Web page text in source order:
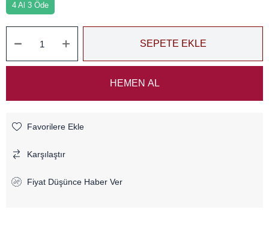
4 Al 3 Öde
Favorilere Ekle
Karşılaştır
Fiyat Düşünce Haber Ver